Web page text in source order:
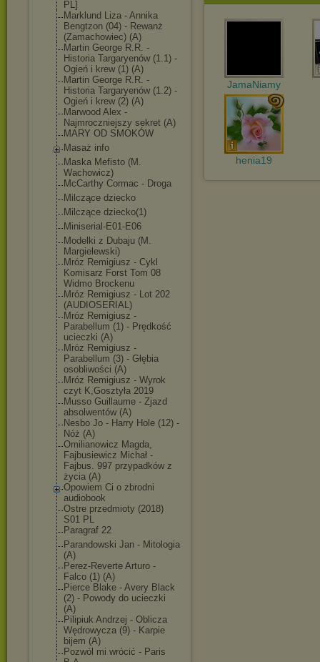
PL]
Marklund Liza - Annika
Bengtzon (04) - Rewanż
(Zamachowiec) (A)
Martin George R.R. -
Historia Targaryenów (1.1) -
Ogień i krew (1) (A)
Martin George R.R. -
Historia Targaryenów (1.2) -
Ogień i krew (2) (A)
Marwood Alex -
Najmroczniejszy sekret (A)
MARY OD SMOKÓW
Masaż info
Maska Mefisto (M.
Wachowicz)
McCarthy Cormac - Droga
Milczące dziecko
Milczące dziecko(1)
Miniserial-E01-E06
Modelki z Dubaju (M.
Margielewski)
Mróz Remigiusz - Cykl
Komisarz Forst Tom 08
Widmo Brockenu
Mróz Remigiusz - Lot 202
(AUDIOSERIAL)
Mróz Remigiusz -
Parabellum (1) - Prędkość
ucieczki (A)
Mróz Remigiusz -
Parabellum (3) - Głębia
osobliwości (A)
Mróz Remigiusz - Wyrok
czyt K,Gosztyła 2019
Musso Guillaume - Zjazd
absolwentów (A)
Nesbo Jo - Harry Hole (12) -
Nóż (A)
Omilianowicz Magda,
Fajbusiewicz Michał -
Fajbus. 997 przypadków z
życia (A)
Opowiem Ci o zbrodni
audiobook
Ostre przedmioty (2018)
S01 PL
Paragraf 22
Parandowski Jan - Mitologia
(A)
Perez-Reverte Arturo -
Falco (1) (A)
Pierce Blake - Avery Black
(2) - Powody do ucieczki
(A)
Pilipiuk Andrzej - Oblicza
Wędrowycza (9) - Karpie
bijem (A)
Pozwól mi wrócić - Paris
JamaNiamy
henia19